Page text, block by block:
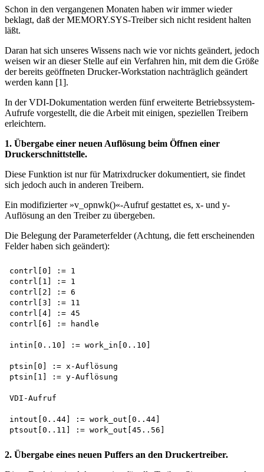
Schon in den vergangenen Monaten haben wir immer wieder
beklagt, daß der MEMORY.SYS-Treiber sich nicht resident halten
läßt.
Daran hat sich unseres Wissens nach wie vor nichts geändert, jedoch
weisen wir an dieser Stelle auf ein Verfahren hin, mit dem die Größe
der bereits geöffneten Drucker-Workstation nachträglich geändert
werden kann [1].
In der VDI-Dokumentation werden fünf erweiterte Betriebssystem-
Aufrufe vorgestellt, die die Arbeit mit einigen, speziellen Treibern
erleichtern.
1. Übergabe einer neuen Auflösung beim Öffnen einer
Druckerschnittstelle.
Diese Funktion ist nur für Matrixdrucker dokumentiert, sie findet
sich jedoch auch in anderen Treibern.
Ein modifizierter »v_opnwk()«-Aufruf gestattet es, x- und y-
Auflösung an den Treiber zu übergeben.
Die Belegung der Parameterfelder (Achtung, die fett erscheinenden
Felder haben sich geändert):
contrl[0] := 1
contrl[1] := 1
contrl[2] := 6
contrl[3] := 11
contrl[4] := 45
contrl[6] := handle
intin[0..10] := work_in[0..10]
ptsin[0] := x-Auflösung
ptsin[1] := y-Auflösung
VDI-Aufruf
intout[0..44] := work_out[0..44]
2. Übergabe eines neuen Puffers an den Druckertreiber.